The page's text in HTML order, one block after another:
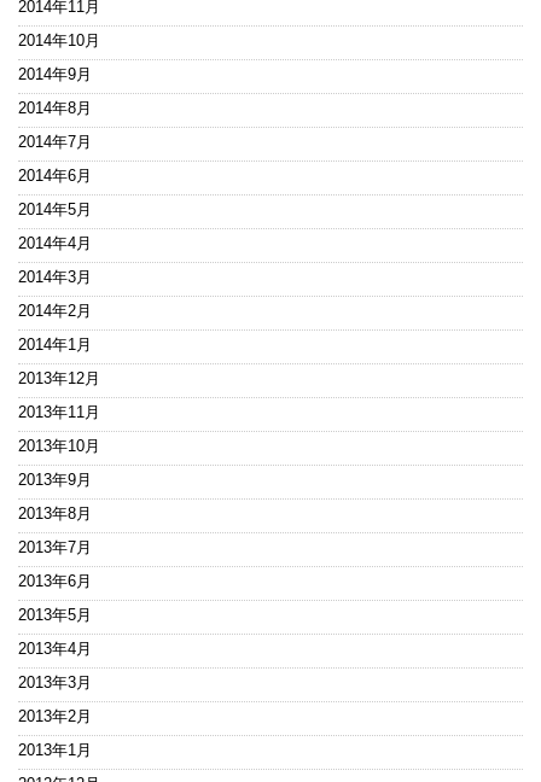
2014年11月
2014年10月
2014年9月
2014年8月
2014年7月
2014年6月
2014年5月
2014年4月
2014年3月
2014年2月
2014年1月
2013年12月
2013年11月
2013年10月
2013年9月
2013年8月
2013年7月
2013年6月
2013年5月
2013年4月
2013年3月
2013年2月
2013年1月